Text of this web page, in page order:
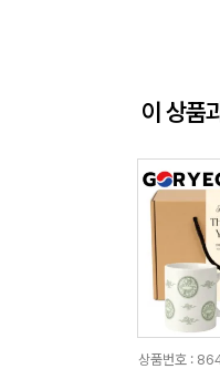
이 상품
상품번호 :